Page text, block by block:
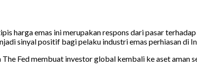
harga emas ini merupakan respons dari pasar
sinyal positif bagi pelaku industri emas perhiasan di
Fed membuat investor global kembali ke aset